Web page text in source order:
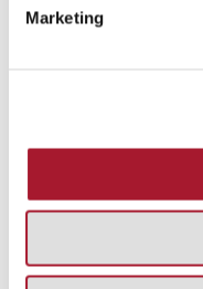
Marketing